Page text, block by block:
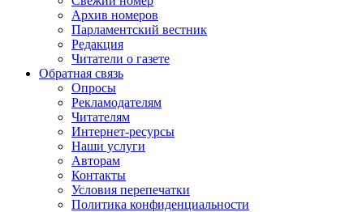
Архив номеров
Парламентский вестник
Редакция
Читатели о газете
Обратная связь
Опросы
Рекламодателям
Читателям
Интернет-ресурсы
Наши услуги
Авторам
Контакты
Условия перепечатки
Политика конфиденциальности